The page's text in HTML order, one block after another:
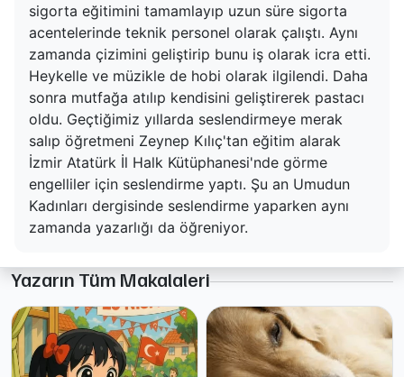
sigorta eğitimini tamamlayıp uzun süre sigorta
acentelerinde teknik personel olarak çalıştı. Aynı
zamanda çizimini geliştirip bunu iş olarak icra etti.
Heykelle ve müzikle de hobi olarak ilgilendi. Daha
sonra mutfağa atılıp kendisini geliştirerek pastacı
oldu. Geçtiğimiz yıllarda seslendirmeye merak
salıp öğretmeni Zeynep Kılıç'tan eğitim alarak
İzmir Atatürk İl Halk Kütüphanesi'nde görme
engelliler için seslendirme yaptı. Şu an Umudun
Kadınları dergisinde seslendirme yaparken aynı
zamanda yazarlığı da öğreniyor.
Yazarın Tüm Makalaleri